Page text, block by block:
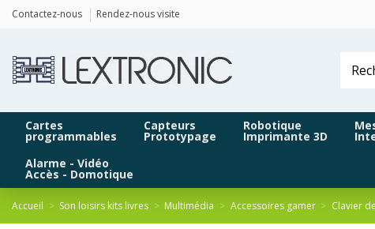
Contactez-nous Rendez-nous visite
Cartes
programmables
Capteurs
Prototypage
Robotique
Imprimante 3D
Alarme - Vidéo
Accès - Domotique
Accueil Son loisirs kits livres Multimédia Accessoires gamer Clavier
Panneau de gestion des cookies